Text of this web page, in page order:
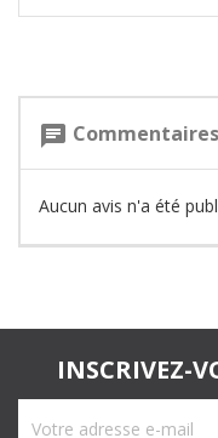
chat
Aucun avis n'a été
INSCRIVEZ-